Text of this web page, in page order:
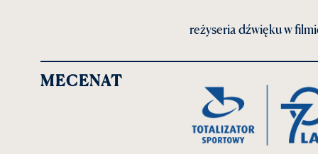
reżyseria dźwięku w
MECENAT